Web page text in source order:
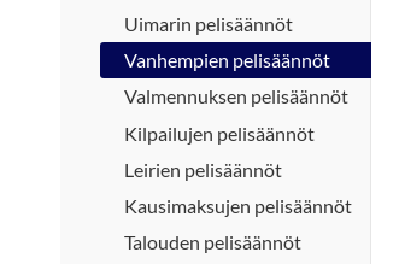
Uimarin pelisäännöt
Vanhempien pelisäännöt
Valmennuksen pelisäännöt
Kilpailujen pelisäännöt
Leirien pelisäännöt
Kausimaksujen pelisäännöt
Talouden pelisäännöt